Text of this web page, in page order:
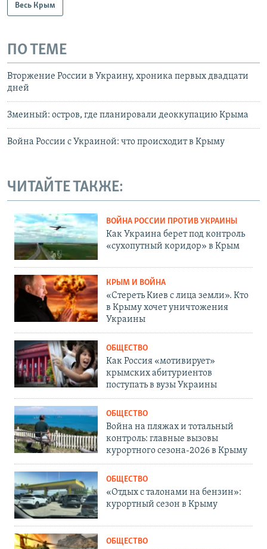
Весь Крым
ПО ТЕМЕ
Вторжение России в Украину, хроника первых двадцати
дней
Змеиный: остров, где планировали деоккупацию Крыма
Война России с Украиной: что происходит в Крыму
ЧИТАЙТЕ ТАКЖЕ:
ВОЙНА РОССИИ ПРОТИВ УКРАИНЫ
Как Украина берет под контроль
«сухопутный коридор» в Крым
КРЫМ И ВОЙНА
«Стереть Киев с лица земли». Кто
в Крыму хочет уничтожения
Украины
ОБЩЕСТВО
Как Россия «мотивирует»
крымских абитуриентов
поступать в вузы Украины
ОБЩЕСТВО
Война на пляжах и тотальный
контроль: главные вызовы
курортного сезона-2026 в Крыму
ОБЩЕСТВО
«Отдых с талонами на бензин»:
курортный сезон в Крыму
ОБЩЕСТВО